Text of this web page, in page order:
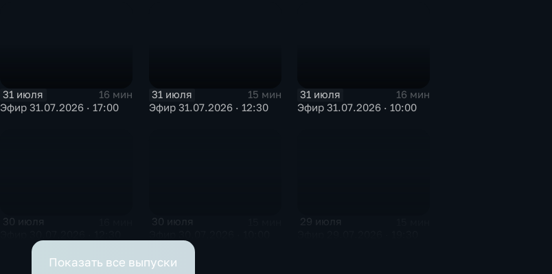
31 июля
16 мин
Эфир 31.07.2026 · 17:00
31 июля
15 мин
Эфир 31.07.2026 · 12:30
31 июля
16 мин
Эфир 31.07.2026 · 10:00
30 июля 30 июля 29 июля
Показать все выпуски